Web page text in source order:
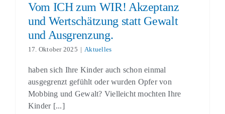
Vom ICH zum WIR! Akzeptanz
und Wertschätzung statt Gewalt
und Ausgrenzung.
17. Oktober 2025 | Aktuelles
haben sich Ihre Kinder auch schon einmal
ausgegrenzt gefühlt oder wurden Opfer von
Mobbing und Gewalt? Vielleicht mochten Ihre
Kinder [...]